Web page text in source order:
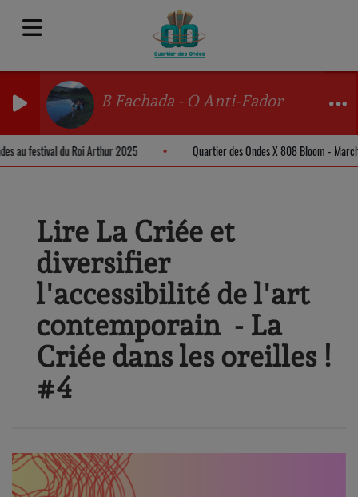
B Fachada - O Anti-Fador
au festival du Roi Arthur 2025 Quartier des Ondes X 808 Bloom -
Lire La Criée et
diversifier
l'accessibilité de l'art
contemporain - La
Criée dans les oreilles !
#4